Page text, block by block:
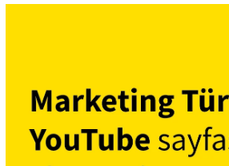
Dergiler
Etkinlikler